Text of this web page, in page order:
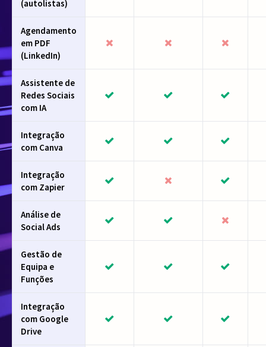
(autolistas)
Agendamento
em PDF
(LinkedIn)
Assistente de
Redes Sociais
com IA
Integração
com Canva
Integração
com Zapier
Análise de
Social Ads
Gestão de
Equipa e
Funções
Integração
com Google
Drive